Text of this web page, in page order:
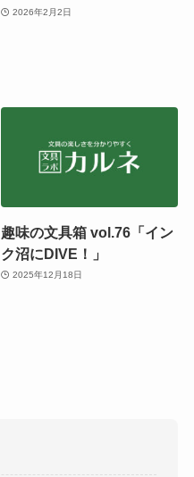
2026年2月2日
趣味の文具箱 vol.76「イン
ク沼にDIVE！」
2025年12月18日